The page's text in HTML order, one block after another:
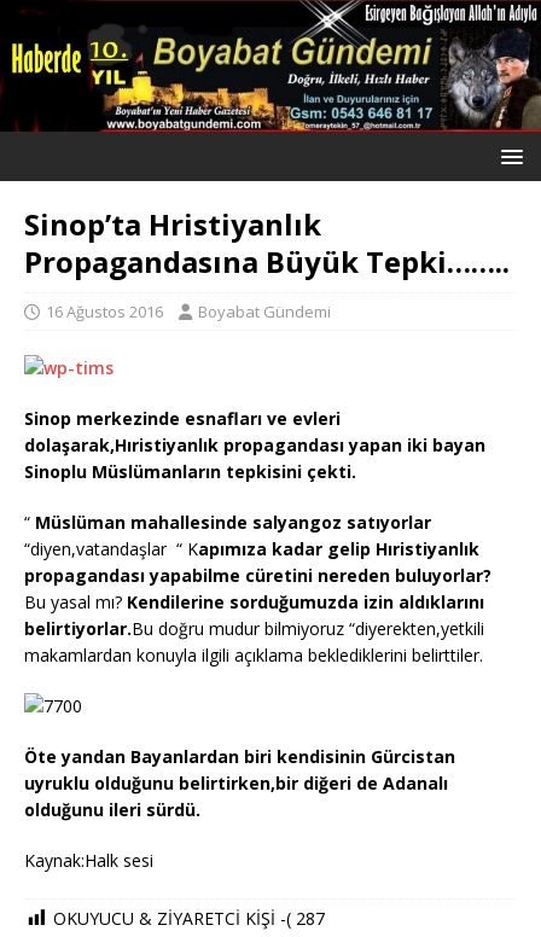
Sinop’ta Hristiyanlık
Propagandasına Büyük Tepki……..
16 Ağustos 2016 Boyabat Gündemi
Sinop merkezinde esnafları ve evleri
dolaşarak,Hıristiyanlık propagandası yapan iki bayan
Sinoplu Müslümanların tepkisini çekti.
“ Müslüman mahallesinde salyangoz satıyorlar
“diyen,vatandaşlar “ Kapımıza kadar gelip Hıristiyanlık
propagandası yapabilme cüretini nereden buluyorlar?
Bu yasal mı? Kendilerine sorduğumuzda izin aldıklarını
belirtiyorlar.Bu doğru mudur bilmiyoruz “diyerekten,yetkili
makamlardan konuyla ilgili açıklama beklediklerini belirttiler.
Öte yandan Bayanlardan biri kendisinin Gürcistan
uyruklu olduğunu belirtirken,bir diğeri de Adanalı
olduğunu ileri sürdü.
Kaynak:Halk sesi
OKUYUCU & ZİYARETCİ KİŞİ -( 287